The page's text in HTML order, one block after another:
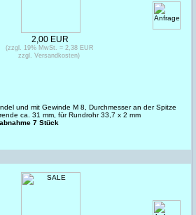
und mit Gewinde M 8, Durchmesser an der Spitze
ca. 31 mm, für Rundrohr 33,7 x 2 mm
7 Stück
2,00 EUR
(zzgl. 19% MwSt. = 2,38 EUR
zzgl. Versandkosten)